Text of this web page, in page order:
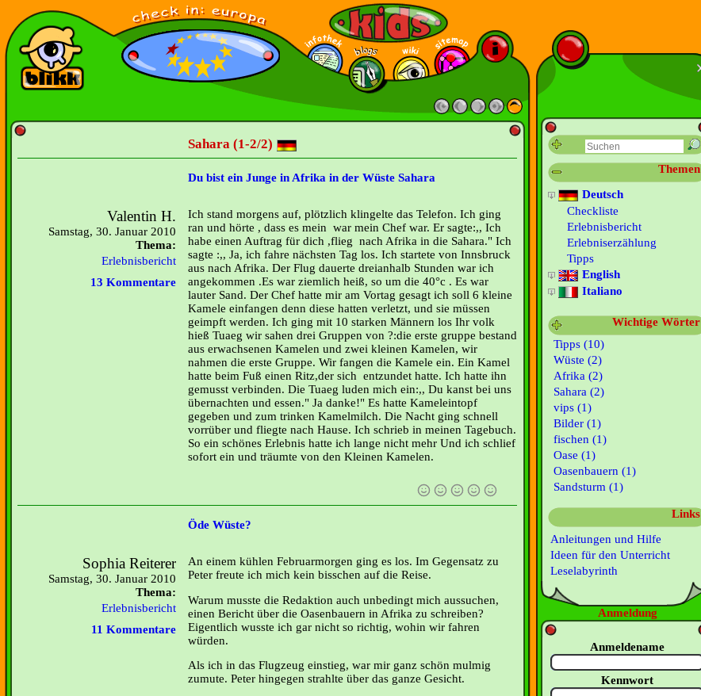
Sahara (1-2/2)
Du bist ein Junge in Afrika in der Wüste Sahara
Valentin H.
Samstag, 30. Januar 2010
Thema:
Erlebnisbericht
13 Kommentare
Ich stand morgens auf, plötzlich klingelte das Telefon. Ich ging
ran und hörte , dass es mein war mein Chef war. Er sagte:,, Ich
habe einen Auftrag für dich ,flieg nach Afrika in die Sahara." Ich
sagte :,, Ja, ich fahre nächsten Tag los. Ich startete von Innsbruck
aus nach Afrika. Der Flug dauerte dreianhalb Stunden war ich
angekommen .Es war ziemlich heiß, so um die 40°c . Es war
lauter Sand. Der Chef hatte mir am Vortag gesagt ich soll 6 kleine
Kamele einfangen denn diese hatten verletzt, und sie müssen
geimpft werden. Ich ging mit 10 starken Männern los Ihr volk
hieß Tuaeg wir sahen drei Gruppen von ?:die erste gruppe bestand
aus erwachsenen Kamelen und zwei kleinen Kamelen, wir
nahmen die erste Gruppe. Wir fangen die Kamele ein. Ein Kamel
hatte beim Fuß einen Ritz,der sich entzundet hatte. Ich hatte ihn
gemusst verbinden. Die Tuaeg luden mich ein:,, Du kanst bei uns
übernachten und essen." Ja danke!" Es hatte Kameleintopf
gegeben und zum trinken Kamelmilch. Die Nacht ging schnell
vorrüber und fliegte nach Hause. Ich schrieb in meinen Tagebuch.
So ein schönes Erlebnis hatte ich lange nicht mehr Und ich schlief
sofort ein und träumte von den Kleinen Kamelen.
Öde Wüste?
Sophia Reiterer
Samstag, 30. Januar 2010
Thema:
Erlebnisbericht
11 Kommentare
An einem kühlen Februarmorgen ging es los. Im Gegensatz zu
Peter freute ich mich kein bisschen auf die Reise.
Warum musste die Redaktion auch unbedingt mich aussuchen,
einen Bericht über die Oasenbauern in Afrika zu schreiben?
Eigentlich wusste ich gar nicht so richtig, wohin wir fahren
würden.
Als ich in das Flugzeug einstieg, war mir ganz schön mulmig
zumute. Peter hingegen strahlte über das ganze Gesicht.
Themen
Deutsch
Checkliste
Erlebnisbericht
Erlebniserzählung
Tipps
English
Italiano
Wichtige Wörter
Tipps (10)
Wüste (2)
Afrika (2)
Sahara (2)
vips (1)
Bilder (1)
fischen (1)
Oase (1)
Oasenbauern (1)
Sandsturm (1)
Links
Anleitungen und Hilfe
Ideen für den Unterricht
Leselabyrinth
Anmeldung
Anmeldename
Kennwort